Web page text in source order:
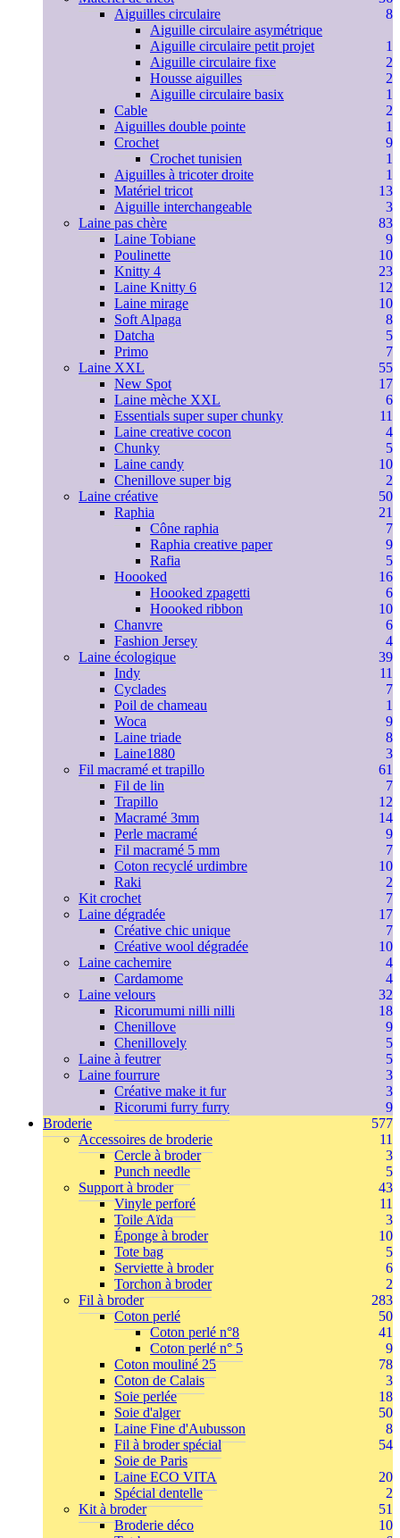
Aiguilles circulaire
8
Aiguille circulaire asymétrique
Aiguille circulaire petit projet
1
Aiguille circulaire fixe
2
Housse aiguilles
2
Aiguille circulaire basix
1
Cable
2
Aiguilles double pointe
1
Crochet
9
Crochet tunisien
1
Aiguilles à tricoter droite
1
Matériel tricot
13
Aiguille interchangeable
3
Laine pas chère
83
Laine Tobiane
9
Poulinette
10
Knitty 4
23
Laine Knitty 6
12
Laine mirage
10
Soft Alpaga
8
Datcha
5
Primo
7
Laine XXL
55
New Spot
17
Laine mèche XXL
6
Essentials super super chunky
11
Laine creative cocon
4
Chunky
5
Laine candy
10
Chenillove super big
2
Laine créative
50
Raphia
21
Cône raphia
7
Raphia creative paper
9
Rafia
5
Hoooked
16
Hoooked zpagetti
6
Hoooked ribbon
10
Chanvre
6
Fashion Jersey
4
Laine écologique
39
Indy
11
Cyclades
7
Poil de chameau
1
Woca
9
Laine triade
8
Laine1880
3
Fil macramé et trapillo
61
Fil de lin
7
Trapillo
12
Macramé 3mm
14
Perle macramé
9
Fil macramé 5 mm
7
Coton recyclé urdimbre
10
Raki
2
Kit crochet
7
Laine dégradée
17
Créative chic unique
7
Créative wool dégradée
10
Laine cachemire
4
Cardamome
4
Laine velours
32
Ricorumumi nilli nilli
18
Chenillove
9
Chenillovely
5
Laine à feutrer
5
Laine fourrure
3
Créative make it fur
3
Ricorumi furry furry
9
Broderie
577
Accessoires de broderie
11
Cercle à broder
3
Punch needle
5
Support à broder
43
Vinyle perforé
11
Toile Aïda
3
Éponge à broder
10
Tote bag
5
Serviette à broder
6
Torchon à broder
2
Fil à broder
283
Coton perlé
50
Coton perlé n°8
41
Coton perlé n° 5
9
Coton mouliné 25
78
Coton de Calais
3
Soie perlée
18
Soie d'alger
50
Laine Fine d'Aubusson
8
Fil à broder spécial
54
Soie de Paris
Laine ECO VITA
20
Spécial dentelle
2
Kit à broder
51
Broderie déco
10